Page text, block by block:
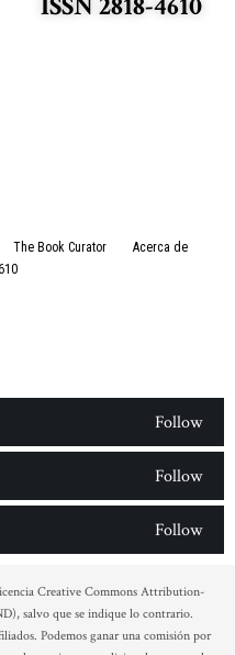
The Book Curator
Acerca de
Follow
Follow
Follow
Creative Commons Attribution-
salvo que se indique lo contrario.
Podemos ganar una comisión por